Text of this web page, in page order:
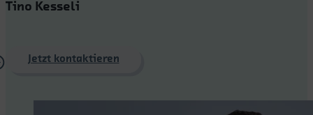
Tino Kesseli
Jetzt kontaktieren